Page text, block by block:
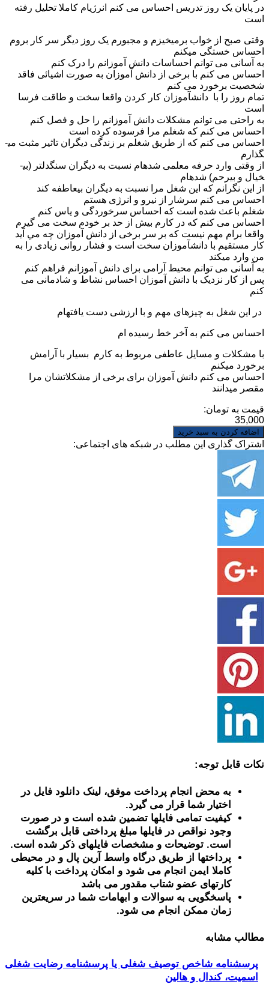
در پايان يک روز تدريس احساس می کنم انرژی­ام کاملا تحلیل رفته
است
وقتی صبح از خواب برمی­خیزم و مجبورم یک روز دیگر سر کار بروم
احساس خستگی می­کنم
به آسانی می توانم احساسات دانش آموزانم را درک کنم
احساس می کنم با برخی از دانش آموزان به صورت اشيائی فاقد
شخصیت برخورد می کنم
تمام روز را با دانش­آموزان کار کردن واقعا سخت و طاقت فرسا
است
به راحتی می توانم مشکلات دانش آموزانم را حل و فصل کنم
احساس می کنم که شغلم مرا فرسوده کرده است
احساس می کنم که از طريق شغلم بر زندگی دیگران تاثير مثبت می­
گذارم
از وقتی وارد حرفه معلمی شده­ام نسبت به ديگران سنگ­دل­تر (بی­
خیال و بی­رحم) شده­ام
از اين نگرانم که اين شغل مرا نسبت به دیگران بی­عاطفه کند
احساس می کنم سرشار از نيرو و انرژی هستم
شغلم باعث شده است که احساس سرخوردگی و یاس کنم
احساس می کنم که در کارم بیش از حد بر خودم سخت می گیرم
واقعا برام مهم نيست که بر سر برخی از دانش آموزان چه مي آيد
کار مستقيم با دانش­آموزان سخت است و فشار روانی زیادی را به
من وارد می­کند
به آسانی می توانم محيط آرامی برای دانش آموزانم فراهم کنم
پس از کار نزدیک با دانش آموزان احساس نشاط و شادمانی می
کنم
در این شغل به چیزهای مهم و با­ ارزشی دست یافته­ام
احساس می کنم به آخر خط رسيده ام
با مشکلات و مسایل عاطفی مربوط به کارم بسيار با آرامش
برخورد می­کنم
احساس می کنم دانش آموزان برای برخی از مشکلاتشان مرا
مقصر می­دانند
قیمت به تومان:
35,000
اشتراک گذاری این مطلب در شبکه های اجتماعی:
نکات قابل توجه:
به محض انجام پرداخت موفق، لینک دانلود فایل در
اختیار شما قرار می گیرد.
کیفیت تمامی فایلها تضمین شده است و در صورت
وجود نواقص در فایلها مبلغ پرداختی قابل برگشت
است. توضیحات و مشخصات فایلهای ذکر شده است.
پرداختها از طریق درگاه واسط آرین پال و در محیطی
کاملا ایمن انجام می شود و امکان پرداخت با کلیه
کارتهای عضو شتاب مقدور می باشد
پاسخگویی به سوالات و ابهامات شما در سریعترین
زمان ممکن انجام می شود.
مطالب مشابه
پرسشنامه شاخص توصیف شغلی یا پرسشنامه رضایت شغلی
اسميت، كندال و هالين